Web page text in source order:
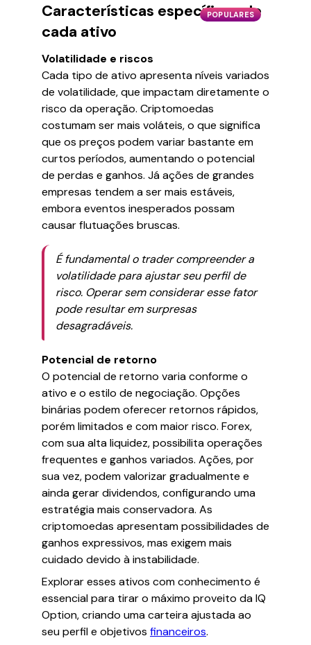
POPULARES
Características específicas de
cada ativo
Volatilidade e riscos
Cada tipo de ativo apresenta níveis variados
de volatilidade, que impactam diretamente o
risco da operação. Criptomoedas
costumam ser mais voláteis, o que significa
que os preços podem variar bastante em
curtos períodos, aumentando o potencial
de perdas e ganhos. Já ações de grandes
empresas tendem a ser mais estáveis,
embora eventos inesperados possam
causar flutuações bruscas.
É fundamental o trader compreender a
volatilidade para ajustar seu perfil de
risco. Operar sem considerar esse fator
pode resultar em surpresas
desagradáveis.
Potencial de retorno
O potencial de retorno varia conforme o
ativo e o estilo de negociação. Opções
binárias podem oferecer retornos rápidos,
porém limitados e com maior risco. Forex,
com sua alta liquidez, possibilita operações
frequentes e ganhos variados. Ações, por
sua vez, podem valorizar gradualmente e
ainda gerar dividendos, configurando uma
estratégia mais conservadora. As
criptomoedas apresentam possibilidades de
ganhos expressivos, mas exigem mais
cuidado devido à instabilidade.
Explorar esses ativos com conhecimento é
essencial para tirar o máximo proveito da IQ
Option, criando uma carteira ajustada ao
seu perfil e objetivos financeiros.